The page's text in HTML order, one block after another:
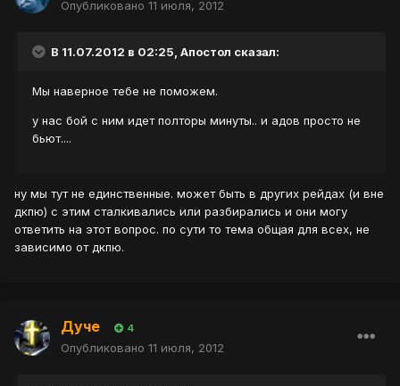
Опубликовано 11 июля, 2012
В 11.07.2012 в 02:25, Апостол сказал:
Мы наверное тебе не поможем.
у нас бой с ним идет полторы минуты.. и адов просто не
бьют....
ну мы тут не единственные. может быть в других рейдах (и вне
дкпю) с этим сталкивались или разбирались и они могу
ответить на этот вопрос. по сути то тема общая для всех, не
зависимо от дкпю.
Дуче 4
Опубликовано 11 июля, 2012